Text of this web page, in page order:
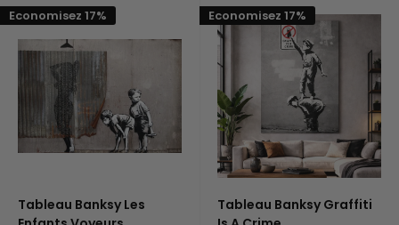
Economisez 17%
Tableau Banksy Les
Economisez 17%
Tableau Banksy Graffiti